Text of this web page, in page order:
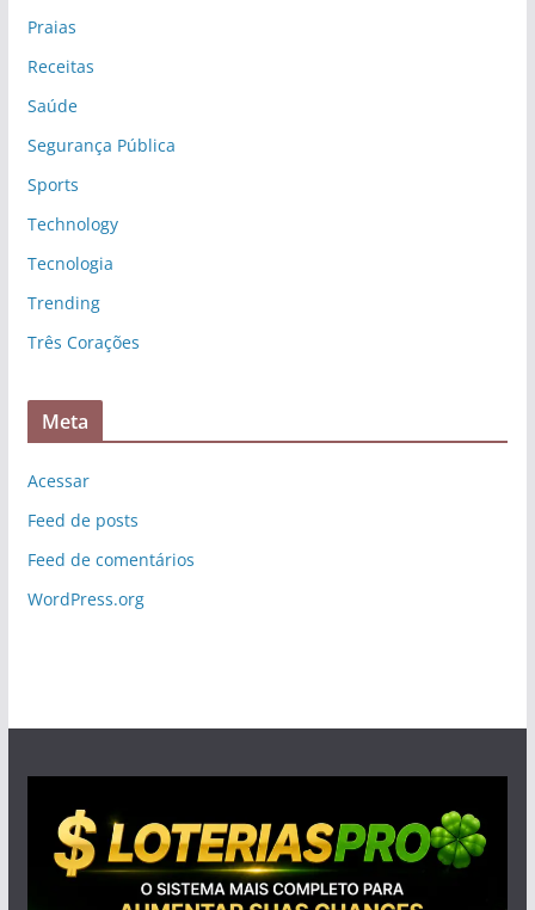
Praias
Receitas
Saúde
Segurança Pública
Sports
Technology
Tecnologia
Trending
Três Corações
Meta
Acessar
Feed de posts
Feed de comentários
WordPress.org